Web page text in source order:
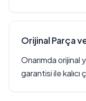
Orijinal Parça
Onarımda orijinal
garantisi ile kalıcı